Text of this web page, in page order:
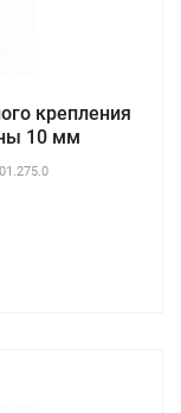
крепления
10 мм